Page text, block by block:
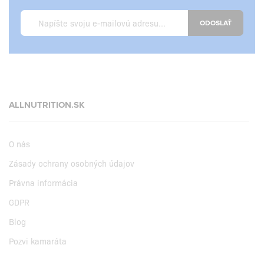
ODOSLAŤ
ALLNUTRITION.SK
O nás
Zásady ochrany osobných údajov
Právna informácia
GDPR
Blog
Pozvi kamaráta